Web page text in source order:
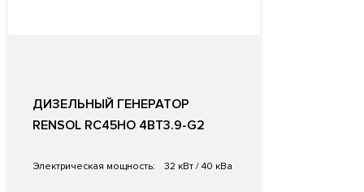
ДИЗЕЛЬНЫЙ ГЕНЕРАТОР
RENSOL RC45HO 4BT3.9-G2
Электрическая мощность: 32 кВт / 40 кВа